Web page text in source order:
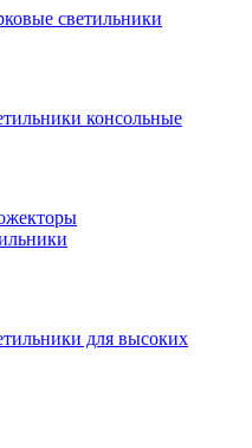
светильники
консольные
для высоких